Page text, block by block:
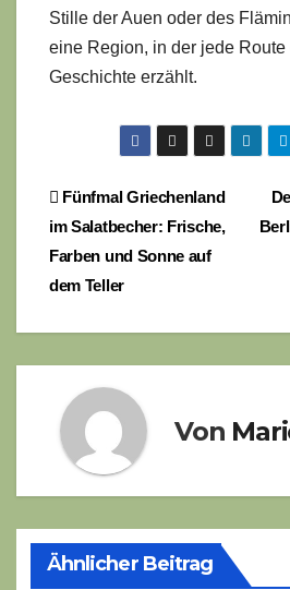
Stille der Auen oder des
eine Region, in der jede
Geschichte erzählt.
Fünfmal Griechenland
im Salatbecher: Frische,
Farben und Sonne auf
dem Teller
Von
Ähnlicher Beitrag